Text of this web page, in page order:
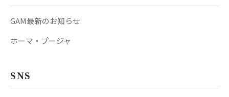
GAM最新のお知らせ
ホーマ・プージャ
SNS